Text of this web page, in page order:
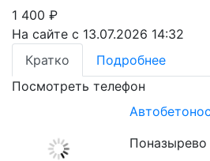
1 400 ₽
На сайте с 13.07.2026 14:32
Кратко
Подробнее
Посмотреть телефон
Поназырево